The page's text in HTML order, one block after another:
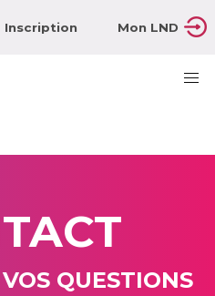
Inscription Mon LND
QUESTIONS